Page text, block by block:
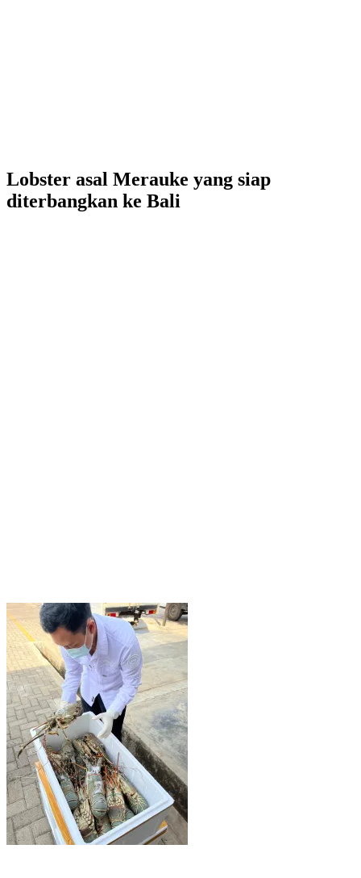
Lobster asal Merauke yang siap
diterbangkan ke Bali